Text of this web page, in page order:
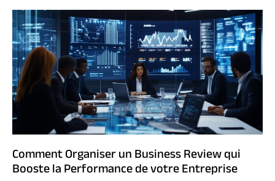
Comment Organiser un Business Review qui
Booste la Performance de votre Entreprise